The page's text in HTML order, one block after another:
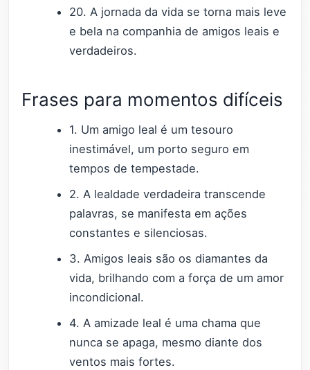
20. A jornada da vida se torna mais leve
e bela na companhia de amigos leais e
verdadeiros.
Frases para momentos difíceis
1. Um amigo leal é um tesouro
inestimável, um porto seguro em
tempos de tempestade.
2. A lealdade verdadeira transcende
palavras, se manifesta em ações
constantes e silenciosas.
3. Amigos leais são os diamantes da
vida, brilhando com a força de um amor
incondicional.
4. A amizade leal é uma chama que
nunca se apaga, mesmo diante dos
ventos mais fortes.